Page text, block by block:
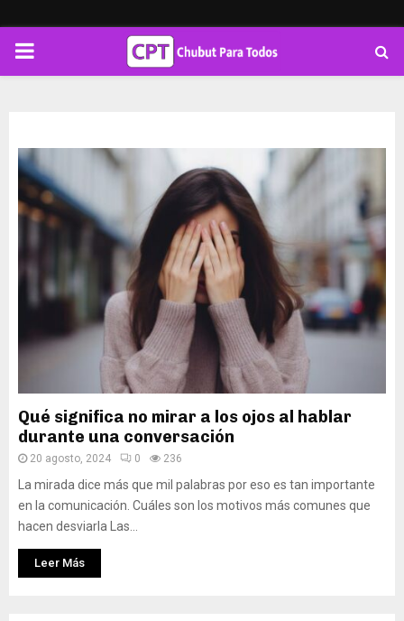
PRIMARY
Qué significa no mirar a los ojos al hablar
durante una conversación
20 agosto, 2024 0 236
La mirada dice más que mil palabras por eso es tan importante
en la comunicación. Cuáles son los motivos más comunes que
hacen desviarla Las...
Leer Más